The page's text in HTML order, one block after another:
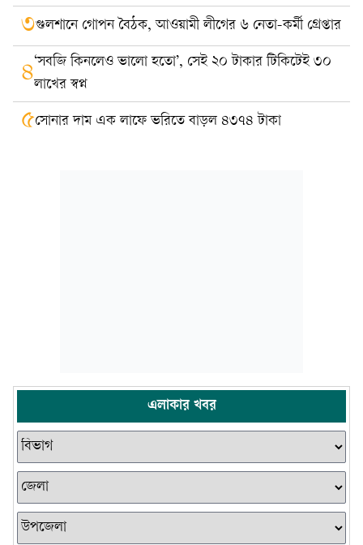
৩গুলশানে গোপন বৈঠক, আওয়ামী লীগের ৬ নেতা-কর্মী গ্রেপ্তার
৪‘সবজি কিনলেও ভালো হতো’, সেই ২০ টাকার টিকিটেই ৩০
লাখের স্বপ্ন
৫সোনার দাম এক লাফে ভরিতে বাড়ল ৪৩৭৪ টাকা
এলাকার খবর